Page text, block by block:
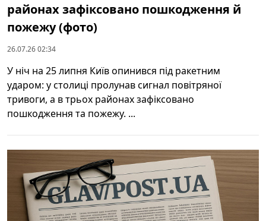
районах зафіксовано пошкодження й
пожежу (фото)
26.07.26 02:34
У ніч на 25 липня Київ опинився під ракетним
ударом: у столиці пролунав сигнал повітряної
тривоги, а в трьох районах зафіксовано
пошкодження та пожежу. ...